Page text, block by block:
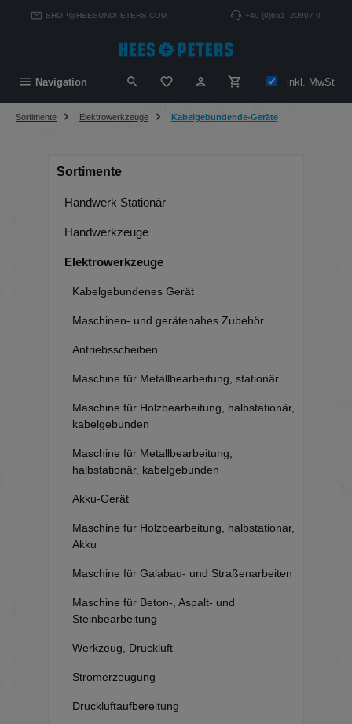
springenSHOP@HEESUNDPETERS.COM +49 (0)651–20907-0
Navigation Du hast 0 Produkte auf deminkl. MwSt
Sortimente Elektrowerkzeuge Kabelgebundende-Geräte
Sortimente
Handwerk Stationär
Handwerkzeuge
Elektrowerkzeuge
Kabelgebundenes Gerät
Maschinen- und gerätenahes Zubehör
Antriebsscheiben
Maschine für Metallbearbeitung, stationär
Maschine für Holzbearbeitung, halbstationär,
kabelgebunden
Maschine für Metallbearbeitung,
halbstationär, kabelgebunden
Akku-Gerät
Maschine für Holzbearbeitung, halbstationär,
Akku
Maschine für Galabau- und Straßenarbeiten
Maschine für Beton-, Aspalt- und
Steinbearbeitung
Werkzeug, Druckluft
Stromerzeugung
Druckluftaufbereitung